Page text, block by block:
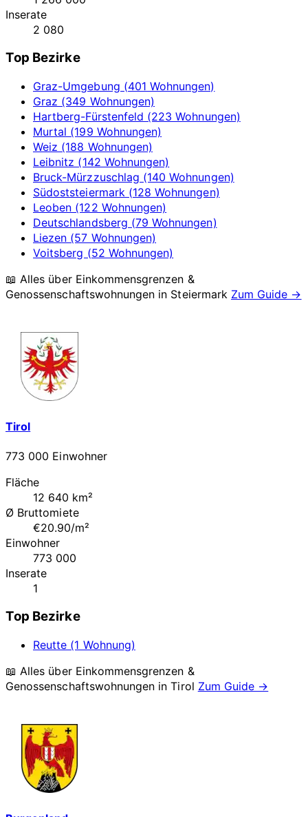
Inserate
2 080
Top Bezirke
Graz-Umgebung (401 Wohnungen)
Graz (349 Wohnungen)
Hartberg-Fürstenfeld (223 Wohnungen)
Murtal (199 Wohnungen)
Weiz (188 Wohnungen)
Leibnitz (142 Wohnungen)
Bruck-Mürzzuschlag (140 Wohnungen)
Südoststeiermark (128 Wohnungen)
Leoben (122 Wohnungen)
Deutschlandsberg (79 Wohnungen)
Liezen (57 Wohnungen)
Voitsberg (52 Wohnungen)
📖 Alles über Einkommensgrenzen &
Genossenschaftswohnungen in Steiermark Zum Guide →
Tirol
773 000 Einwohner
Fläche
12 640 km²
Ø Bruttomiete
€20.90/m²
Einwohner
773 000
Inserate
1
Top Bezirke
Reutte (1 Wohnung)
📖 Alles über Einkommensgrenzen &
Genossenschaftswohnungen inTirol Zum Guide →